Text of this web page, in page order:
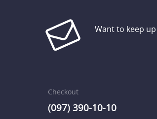
Want to keep
Checkout
(097) 390-10-10